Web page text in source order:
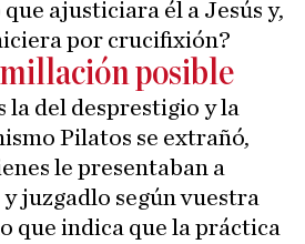
ajusticiara él a Jesús y,
por crucifixión?
posible
la del desprestigio y la
Pilatos se extrañó,
le presentaban a
juzgadlo según vuestra
que indica que la práctica